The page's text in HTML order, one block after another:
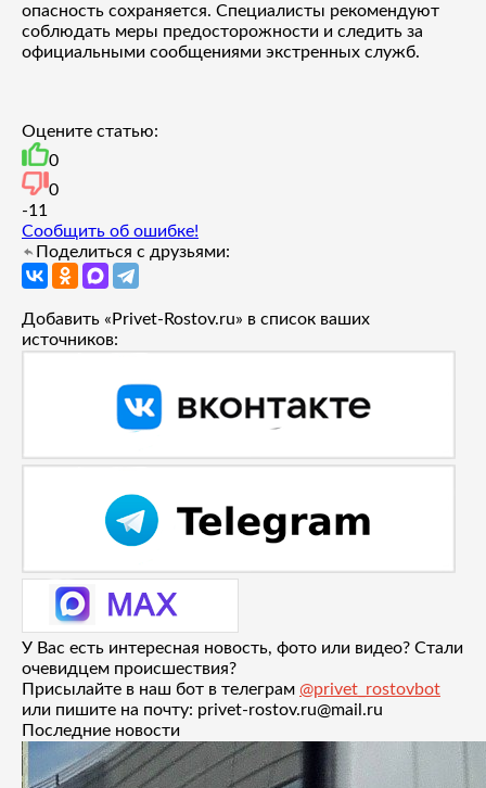
опасность сохраняется. Специалисты рекомендуют
соблюдать меры предосторожности и следить за
официальными сообщениями экстренных служб.
Оцените статью:
0
0
-1 1
Сообщить об ошибке!
Поделиться с друзьями:
Добавить «Privet-Rostov.ru» в список ваших
источников:
У Вас есть интересная новость, фото или видео? Стали
очевидцем происшествия?
Присылайте в наш бот в телеграм @privet_rostovbot
или пишите на почту: privet-rostov.ru@mail.ru
Последние новости